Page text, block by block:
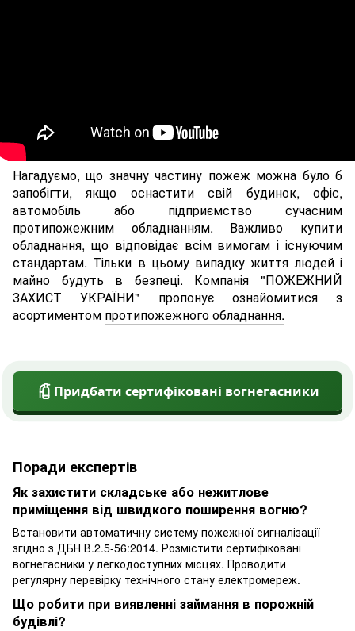
Нагадуємо, що значну частину пожеж можна було б
запобігти, якщо оснастити свій будинок, офіс,
автомобіль або підприємство сучасним
протипожежним обладнанням. Важливо купити
обладнання, що відповідає всім вимогам і існуючим
стандартам. Тільки в цьому випадку життя людей і
майно будуть в безпеці. Компанія "ПОЖЕЖНИЙ
ЗАХИСТ УКРАЇНИ" пропонує ознайомитися з
асортиментом протипожежного обладнання.
Придбати сертифіковані вогнегасники
Поради експертів
Як захистити складське або нежитлове
приміщення від швидкого поширення вогню?
Встановити автоматичну систему пожежної сигналізації
згідно з ДБН В.2.5-56:2014. Розмістити сертифіковані
вогнегасники у легкодоступних місцях. Проводити
регулярну перевірку технічного стану електромереж.
Що робити при виявленні займання в порожній
будівлі?